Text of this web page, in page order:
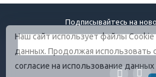
Подписывайтесь на
Наш сайт использует файлы Cookie
данных. Продолжая использовать
согласие на использование